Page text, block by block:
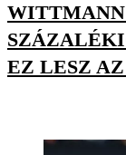
EZ LESZ